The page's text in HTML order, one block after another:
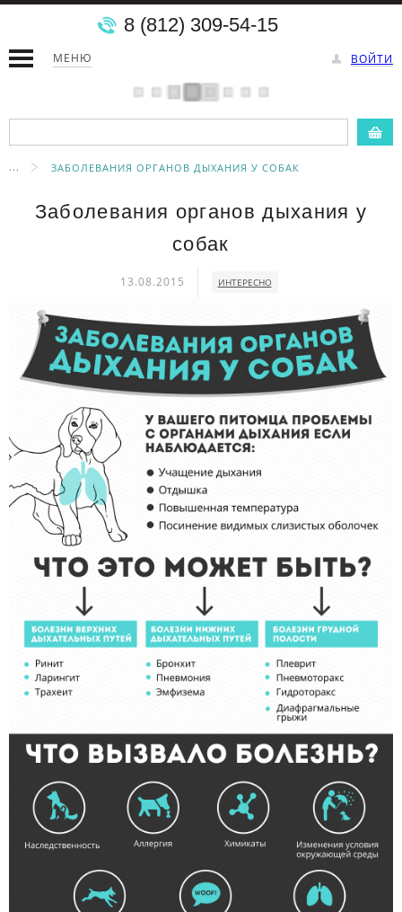
МЕНЮ ВОЙТИ
8 (812) 309-54-15
... ЗАБОЛЕВАНИЯ ОРГАНОВ ДЫХАНИЯ У СОБАК
Заболевания органов дыхания у
собак
13.08.2015 ИНТЕРЕСНО